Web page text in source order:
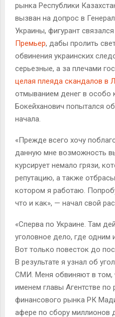
рынка Республики
вызван на допрос в
Украины, фигурант связался
Премьер, дабы пролить
обвинения украинских
серьезные, а за плечами
целая плеяда скандалов в
отмыванием денег в особо
Бокейханович попытался
начала.
«Прежде всего хочу
данную мне возможность
курсирует немало грязи,
репутацию, а также
котором я работаю.
что и как», — начал свой
«Сперва по Украине. Там
уголовное дело, где одним
Вот только повесток до
В результате я узнал об
СМИ. Меня обвиняют в том,
именем главы Агентстве по
финансового рынка РК
афере по сбору миллионов